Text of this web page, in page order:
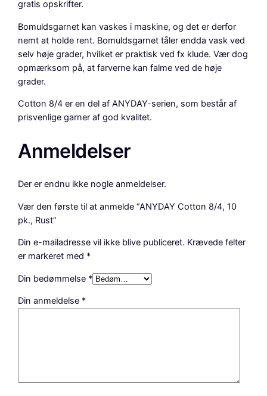
gratis opskrifter.
Bomuldsgarnet kan vaskes i maskine, og det er derfor
nemt at holde rent. Bomuldsgarnet tåler endda vask ved
selv høje grader, hvilket er praktisk ved fx klude. Vær dog
opmærksom på, at farverne kan falme ved de høje
grader.
Cotton 8/4 er en del af ANYDAY-serien, som består af
prisvenlige garner af god kvalitet.
Anmeldelser
Der er endnu ikke nogle anmeldelser.
Vær den første til at anmelde “ANYDAY Cotton 8/4, 10
pk., Rust”
Din e-mailadresse vil ikke blive publiceret. Krævede felter
er markeret med *
Din bedømmelse *
Din anmeldelse *